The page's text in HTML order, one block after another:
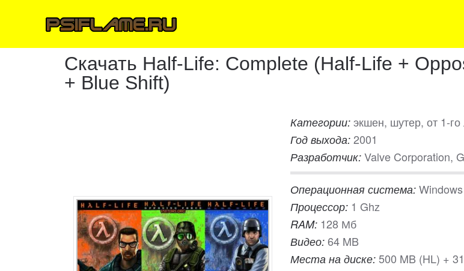
Скачать Half-Life: Complete (Half-Life +
+ Blue Shift)
Категории: экшен, шутер, от 1-го
Год выхода: 2001
Разработчик: Valve Corporation,
Операционная система:
Процессор: 1 Ghz
RAM: 128 Мб
Видео: 64 MB
Места на диске: 500 MB (HL) +